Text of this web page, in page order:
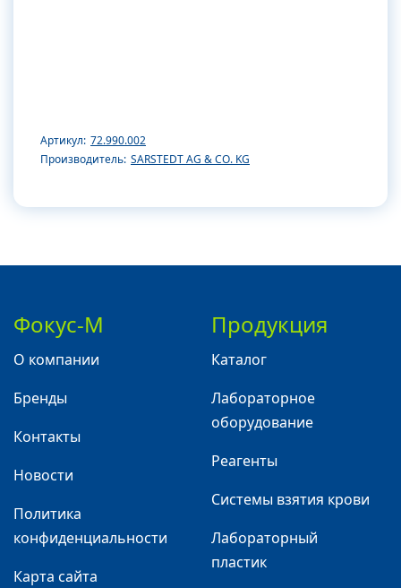
Артикул: 72.990.002
Производитель: SARSTEDT AG & CO. KG
Фокус-М
О компании
Бренды
Контакты
Новости
Политика
конфиденциальности
Карта сайта
Продукция
Каталог
Лабораторное
оборудование
Реагенты
Системы взятия крови
Лабораторный
пластик